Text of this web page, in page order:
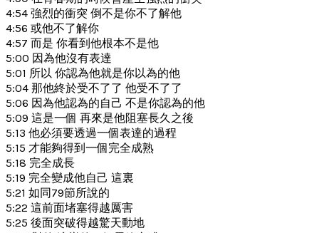
4:54 強烈的衝突 倒不是你不了解他
4:56 或他不了解你
4:57 而是 你看到他根本不是他
5:00 因為他沒有表達
5:01 所以 你認為他就是你以為的他
5:04 那他終於受不了了 他受不了了
5:06 因為他認為的自己 不是你認為的他
5:09 這是一個 再來是他阻塞長久之後
5:13 他必須要透過一個表達的過程
5:15 才能夠得到一個完全成熟
5:18 完全成長
5:19 完全變成他自己 這裏
5:21 如同79節所說的
5:22 這前面堵塞得越厲害
5:25 後面突破得越驚天動地